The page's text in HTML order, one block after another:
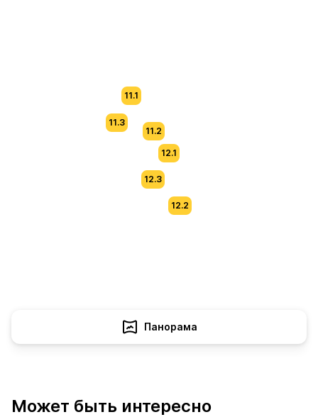
11.3
11.1
11.2
12.1
12.2
12.3
Панорама
Может быть интересно